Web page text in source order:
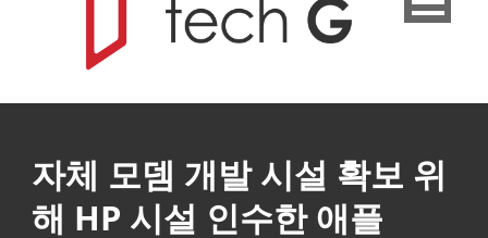
자체 모뎀 개발 시설 확보 위
해 HP 시설 인수한 애플